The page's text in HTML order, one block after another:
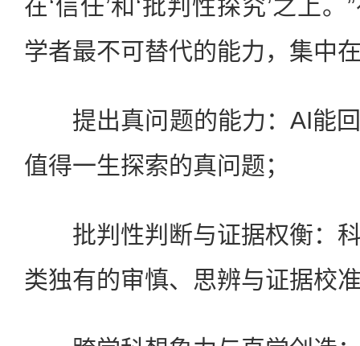
在‘信任’和‘批判性探究’之上
学者最不可替代的能力，集中
提出真问题的能力：AI能回
值得一生探索的真问题；
批判性判断与证据权衡：科
类独有的审慎、思辨与证据校